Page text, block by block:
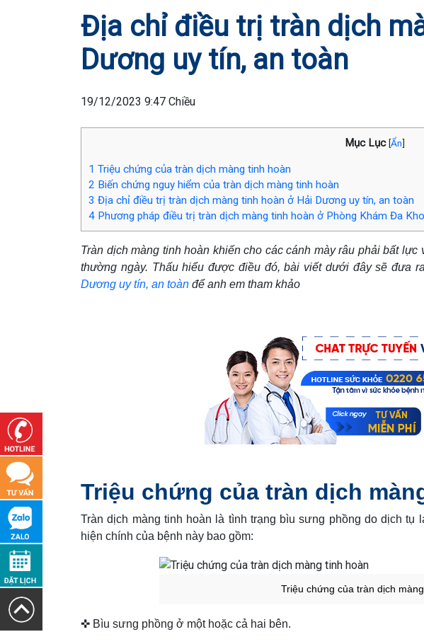
Địa chỉ điều trị tràn dịch
Dương uy tín, an toàn
19/12/2023 9:47 Chiều
Mục Lục [Ẩn]
1 Triệu chứng của tràn dịch màng tinh hoàn
2 Biến chứng nguy hiểm của tràn dịch màng tinh hoàn
3 Địa chỉ điều trị tràn dịch màng tinh hoàn ở Hải Dương uy tín, an toàn
4 Phương pháp điều trị tràn dịch màng tinh hoàn ở Phòng Khám Đa
Tràn dịch màng tinh hoàn khiến cho các cánh mày râu phải bất
thường ngày. Thấu hiểu được điều đó, bài viết dưới đây sẽ đưa ra
Dương uy tín, an toàn để anh em tham khảo
Triệu chứng của tràn dịch
Tràn dịch màng tinh hoàn là tình trạng bìu sưng phồng do dịch tụ
hiện chính của bệnh này bao gồm:
Triệu chứng của tràn dịch
✜ Bìu sưng phồng ở một hoặc cả hai bên.